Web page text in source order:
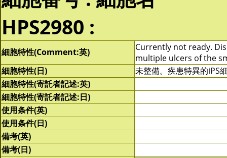
HPS2980 :
細胞特性(Comment:英)
Currently not ready.
multiple ulcers of the
細胞特性(日)
未整備。疾患特異的iPS
細胞特性(寄託者記述:英)
細胞特性(寄託者記述:日)
使用条件(英)
使用条件(日)
備考(英)
備考(日)